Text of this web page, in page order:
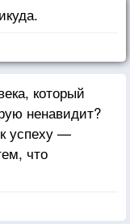
который
ненавидит?
успеху —
что